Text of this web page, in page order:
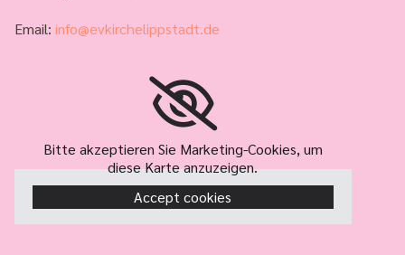
Email: info@evkirchelippstadt.de
Bitte akzeptieren Sie Marketing-Cookies, um
diese Karte anzuzeigen.
Accept cookies